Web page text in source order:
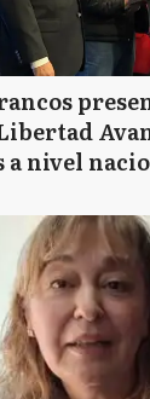
a nivel